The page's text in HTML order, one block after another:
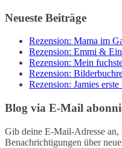
Neueste Beiträge
Rezension: Mama im
Rezension: Emmi &
Rezension: Mein
Rezension:
Rezension: Jamies
Blog via E-Mail
Gib deine E-Mail-Adresse an,
Benachrichtigungen über